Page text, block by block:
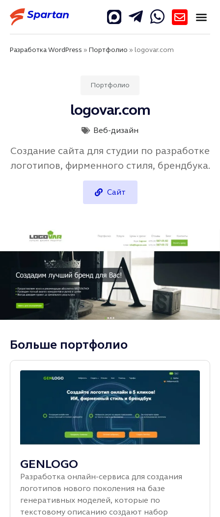
Разработка WordPress » Портфолио » logovar.com
Портфолио
logovar.com
Веб-дизайн
Создание сайта для студии по разработке
логотипов, фирменного стиля, брендбука.
Сайт
Больше портфолио
GENLOGO
Разработка онлайн‑сервиса для создания
логотипов нового поколения на базе
генеративных моделей, которые по
текстовому описанию создают набор